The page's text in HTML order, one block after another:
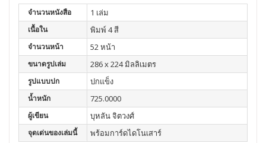
จำนวนหนังสือ 1 เล่ม
เนื้อใน พิมพ์ 4 สี
จำนวนหน้า 52 หน้า
ขนาดรูปเล่ม 286 x 224 มิลลิเมตร
รูปแบบปก ปกแข็ง
น้ำหนัก 725.0000
ผู้เขียน บุหลัน จิตวงศ์
จุดเด่นของเล่มนี้ พร้อมการ์ดไดโนเสาร์